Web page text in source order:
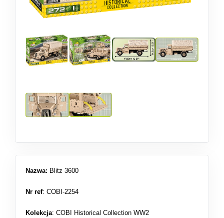
Nazwa: Blitz 3600
Nr ref: COBI-2254
Kolekcja: COBI Historical Collection WW2